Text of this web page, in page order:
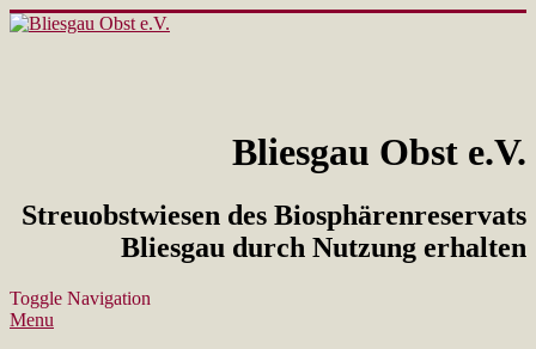
Bliesgau Obst e.V.
Streuobstwiesen des Biosphärenreservats
Bliesgau durch Nutzung erhalten
Toggle Navigation
Menu